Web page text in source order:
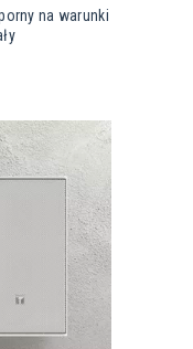
na warunki